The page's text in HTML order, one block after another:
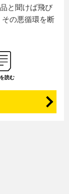
と聞けば飛び
の悪循環を断
読む